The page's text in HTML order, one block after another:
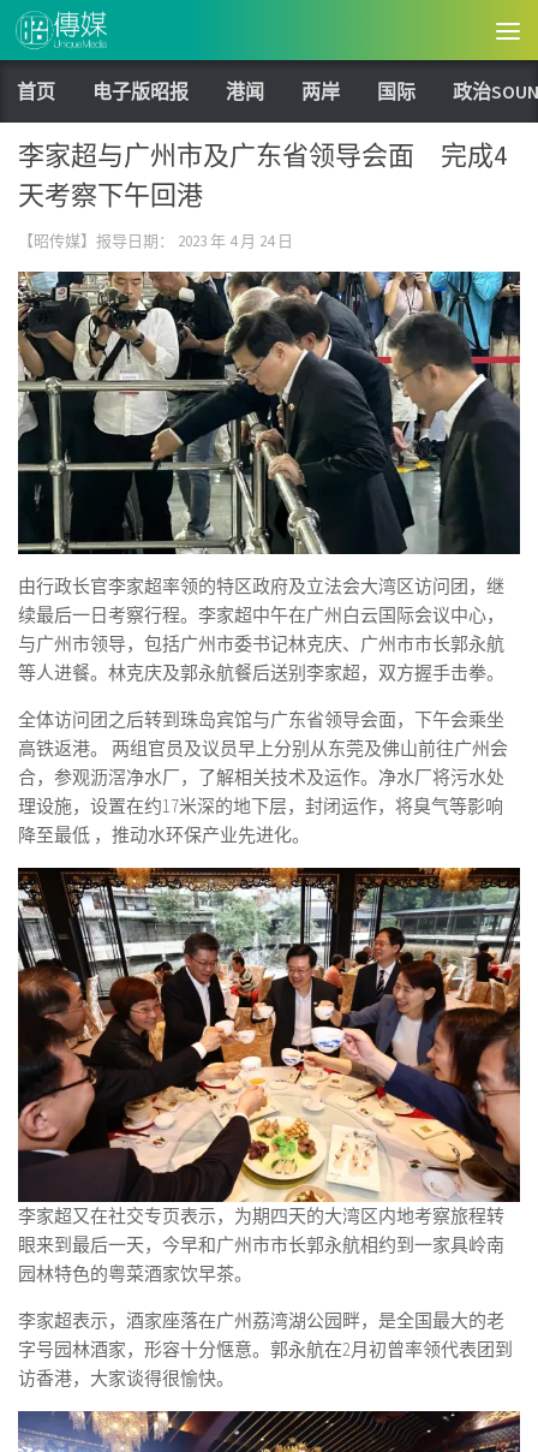
Skip to content
首页 电子版昭报 港闻 两岸 国际 政治
李家超与广州市及广东省领导会面 完成4
天考察下午回港
【昭传媒】报导日期： 2023 年 4 月 24 日
由行政长官李家超率领的特区政府及立法会大湾区访问团，继
续最后一日考察行程。李家超中午在广州白云国际会议中心，
与广州市领导，包括广州市委书记林克庆、广州市市长郭永航
等人进餐。林克庆及郭永航餐后送别李家超，双方握手击拳。
全体访问团之后转到珠岛宾馆与广东省领导会面，下午会乘坐
高铁返港。 两组官员及议员早上分别从东莞及佛山前往广州会
合，参观沥滘净水厂，了解相关技术及运作。净水厂将污水处
理设施，设置在约17米深的地下层，封闭运作，将臭气等影响
降至最低 ，推动水环保产业先进化。
李家超又在社交专页表示，为期四天的大湾区内地考察旅程转
眼来到最后一天，今早和广州市市长郭永航相约到一家具岭南
园林特色的粤菜酒家饮早茶。
李家超表示，酒家座落在广州荔湾湖公园畔，是全国最大的老
字号园林酒家，形容十分惬意。郭永航在2月初曾率领代表团到
访香港，大家谈得很愉快。